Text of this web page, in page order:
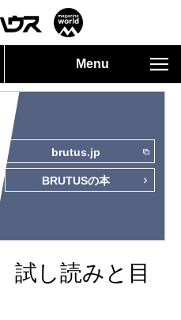
Menu
brutus.jp
BRUTUSの本
し読みと目